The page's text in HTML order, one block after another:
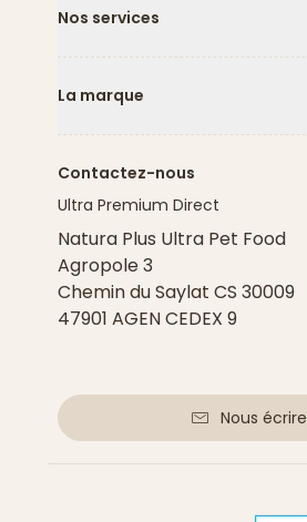
Nos services
La marque
Contactez-nous
Ultra Premium Direct
Natura Plus Ultra Pet Food
Agropole 3
Chemin du Saylat CS 30009
47901 AGEN CEDEX 9
Nous écrire